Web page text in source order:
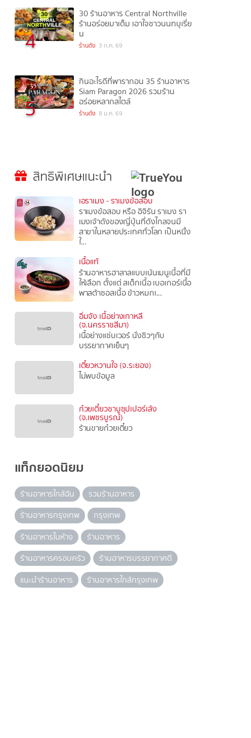
4
30 ร้านอาหาร Central Northville
ร้านอร่อยมาเต็ม เอาใจชาวนนทบุเรี่ย
น
ร้านดัง 3 ก.ค. 69
5
กินอะไรดีที่พารากอน 35 ร้านอาหาร
Siam Paragon 2026 รวมร้าน
อร่อยหลากสไตล์
ร้านดัง 8 ม.ค. 69
สิทธิพิเศษแนะนำ
เอราเมง - ราเมงข้อสอบ
ราเมงข้อสอบ หรือ อิจิรัน ราเมง รา
เมงเจ้าดังของญี่ปุ่นที่ดังไกลจนมี
สาขาในหลายประเทศทั่วโลก เป็นหนึ่ง
ใ...
เนื้อแท้
ร้านอาหารฮาลาลแบบเน้นเมนูเนื้อที่มี
ให้เลือก ตั้งแต่ สเต็กเนื้อ เบอเกอร์เนื้อ
พาสต้าซอสเนื้อ ข้าวหมกเ...
อิ่มจัง เนื้อย่างเกาหลี
(จ.นครราชสีมา)
เนื้อย่างแซ่บเวอร์ นั่งชิวๆกับ
บรรยากาศเย็นๆ
เตี๋ยวหวานใจ (จ.ระยอง)
ไม่พบข้อมูล
ก๋วยเตี๋ยวชาบูซุปเปอร์เล้ง
(จ.เพชรบูรณ์)
ร้านขายก๋วยเตี๋ยว
แท็กยอดนิยม
ร้านอาหารใกล้ฉัน
รวมร้านอาหาร
ร้านอาหารกรุงเทพ
กรุงเทพ
ร้านอาหารในห้าง
ร้านอาหาร
ร้านอาหารครอบครัว
ร้านอาหารบรรยากาศดี
แนะนำร้านอาหาร
ร้านอาหารใกล้กรุงเทพ